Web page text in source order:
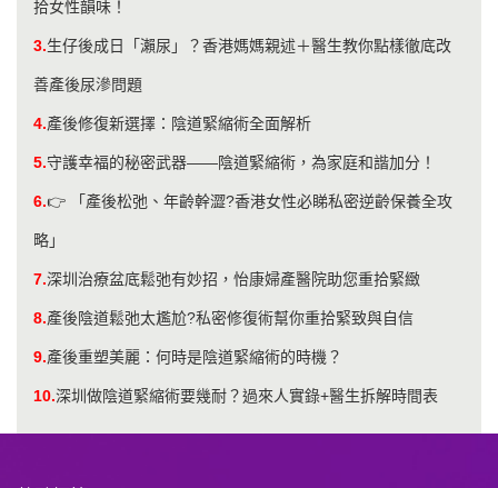
拾女性韻味！
3.生仔後成日「瀨尿」？香港媽媽親述＋醫生教你點樣徹底改
善產後尿滲問題
4.產後修復新選擇：陰道緊縮術全面解析
5.守護幸福的秘密武器——陰道緊縮術，為家庭和諧加分！
6.👉 「產後松弛、年齡幹澀?香港女性必睇私密逆齡保養全攻
略」
7.深圳治療盆底鬆弛有妙招，怡康婦產醫院助您重拾緊緻
8.產後陰道鬆弛太尷尬?私密修復術幫你重拾緊致與自信
9.產後重塑美麗：何時是陰道緊縮術的時機？
10.深圳做陰道緊縮術要幾耐？過來人實錄+醫生拆解時間表